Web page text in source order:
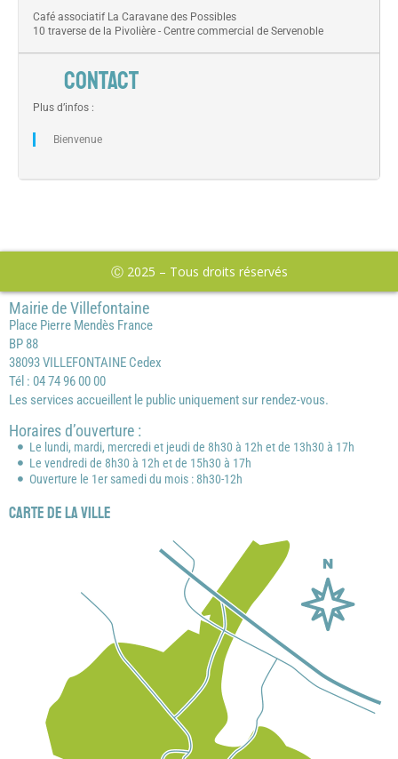
Café associatif La Caravane des Possibles
10 traverse de la Pivolière - Centre commercial de Servenoble
CONTACT
Plus d’infos :
Bienvenue
Ⓒ 2025 – Tous droits réservés
Mairie de Villefontaine
Place Pierre Mendès France
BP 88
38093 VILLEFONTAINE Cedex
Tél : 04 74 96 00 00
Les services accueillent le public uniquement sur rendez-vous.
Horaires d’ouverture :
Le lundi, mardi, mercredi et jeudi de 8h30 à 12h et de 13h30 à 17h
Le vendredi de 8h30 à 12h et de 15h30 à 17h
Ouverture le 1er samedi du mois : 8h30-12h
Carte de la ville